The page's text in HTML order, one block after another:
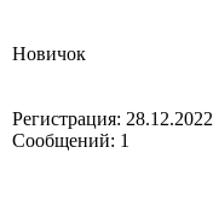
Новичок
Регистрация: 28.12.2022
Сообщений: 1